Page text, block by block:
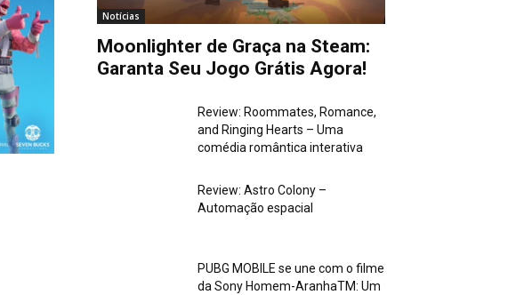
Notícias
Moonlighter de Graça na Steam:
Garanta Seu Jogo Grátis Agora!
Review: Roommates, Romance,
and Ringing Hearts – Uma
comédia romântica interativa
Review: Astro Colony –
Automação espacial
PUBG MOBILE se une com o filme
da Sony Homem-AranhaTM: Um